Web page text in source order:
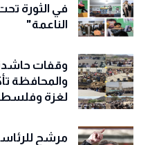
في الثورة
الناعمة"
وقفات
والمحافظة
لغزة
مرشح